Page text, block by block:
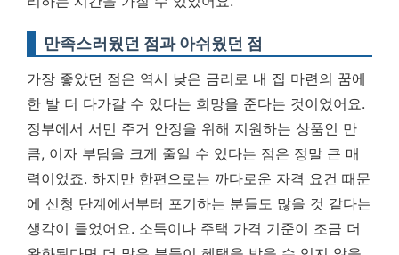
만족스러웠던 점과 아쉬웠던 점
가장 좋았던 점은 역시 낮은 금리로 내 집 마련의 꿈에
한 발 더 다가갈 수 있다는 희망을 준다는 것이었어요.
정부에서 서민 주거 안정을 위해 지원하는 상품인 만
큼, 이자 부담을 크게 줄일 수 있다는 점은 정말 큰 매
력이었죠. 하지만 한편으로는 까다로운 자격 요건 때문
에 신청 단계에서부터 포기하는 분들도 많을 것 같다는
생각이 들었어요. 소득이나 주택 가격 기준이 조금 더